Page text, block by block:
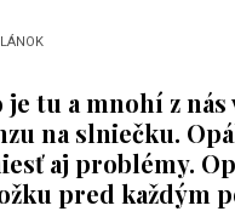
je tu a mnohí z
na slniečku.
aj problémy.
pred každým